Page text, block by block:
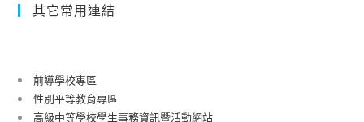
其它常用連結
前導學校專區
性別平等教育專區
高級中等學校學生事務資訊暨活動網站